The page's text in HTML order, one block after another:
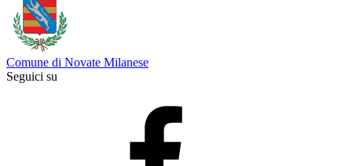
Comune di Novate Milanese
Seguici su